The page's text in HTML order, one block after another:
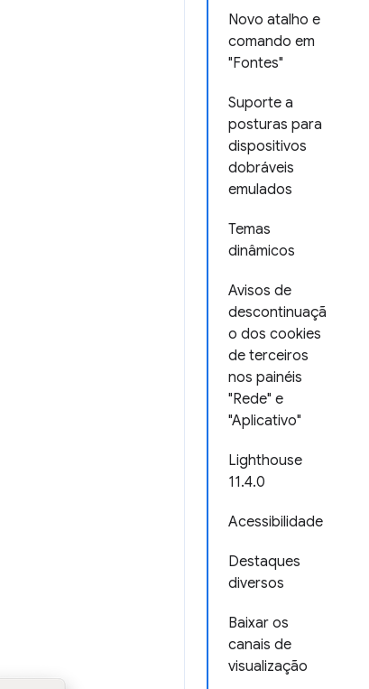
Novo atalho e
comando em
"Fontes"
Suporte a
posturas para
dispositivos
dobráveis
emulados
Temas
dinâmicos
Avisos de
descontinuaçã
o dos cookies
de terceiros
nos painéis
"Rede" e
"Aplicativo"
Lighthouse
11.4.0
Acessibilidade
Destaques
diversos
Baixar os
canais de
visualização